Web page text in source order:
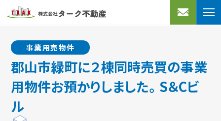
売りたい
買取実績
事業用売物件
郡山市緑町に２棟同時売買の事業
用物件お預かりしました。S＆Cビ
ル